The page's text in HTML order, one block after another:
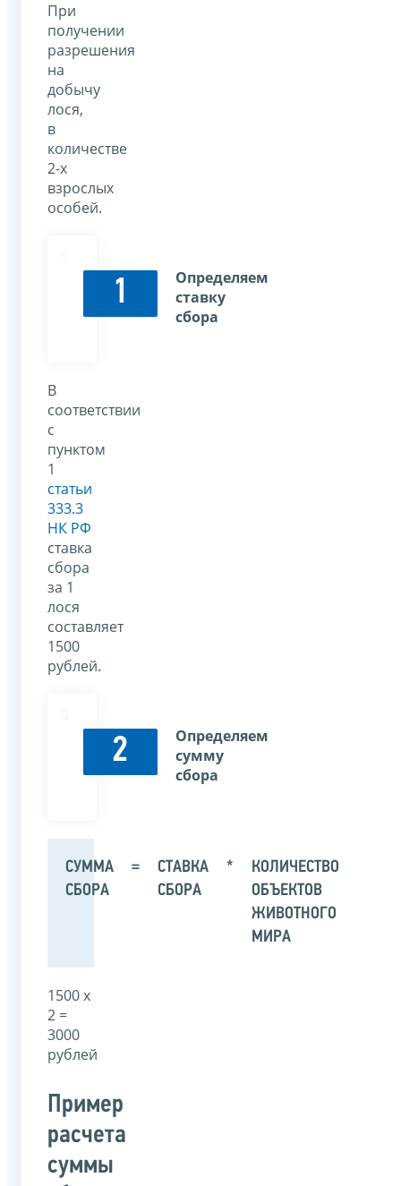
При
получении
разрешения
на
добычу
лося,
в
количестве
2-х
взрослых
особей.
1
Определяем
ставку
сбора
В
соответствии
с
пунктом
1
статьи
333.3
НК РФ
ставка
сбора
за 1
лося
составляет
1500
рублей.
2
Определяем
сумму
сбора
СУММА
СБОРА
=
СТАВКА
СБОРА
*
КОЛИЧЕСТВО
ОБЪЕКТОВ
ЖИВОТНОГО
МИРА
1500 х
2 =
3000
рублей
Пример
расчета
суммы